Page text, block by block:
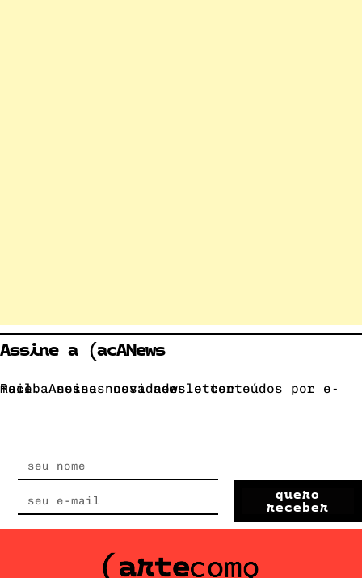
Assine a (acANews
Receba nossas novidades e conteúdos por e-mail. Assine nossa newsletter.
quero
receber